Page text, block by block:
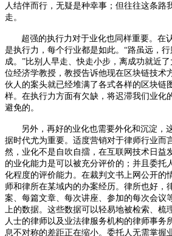
人结伴而行，无疑是种幸事；但往往这条路
走。
超强的执行力对于业化也同样重要。在
是执行力，每个行业都是如此。“路虽远，
成。”比别人早走、快走小步，离成功就近
位经济学教授，教授告诉他现在区块链技术
伙人的案头就已经堆满了各式各样的区块链
样。在执行力方面有欠缺，将迟滞我们业化
避免的。
另外，再好的业化也需要外化和沉淀，
据时代尤为重要。适度营销对于律师行业而
然，业化不是自吹自擂，在互联网技术日益
的业化能力是可以被充分评价的；并且委托
化程度的评价能力。在裁判文书上网公开的
师和律所在某域内的办案经历。律所也好，
案、每篇文章、每次讲座、参加的每次会议
上的数据。这些数据可以轻易地被检索、梳
人士的律师以及业法律服务机构的律师事务
息不对称的差距正在缩小。委托人无需掌握